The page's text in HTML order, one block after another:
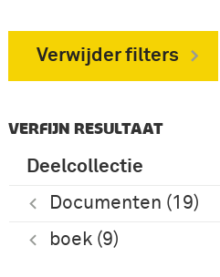
Verwijder filters
VERFIJN RESULTAAT
Deelcollectie
Documenten (19)
boek (9)